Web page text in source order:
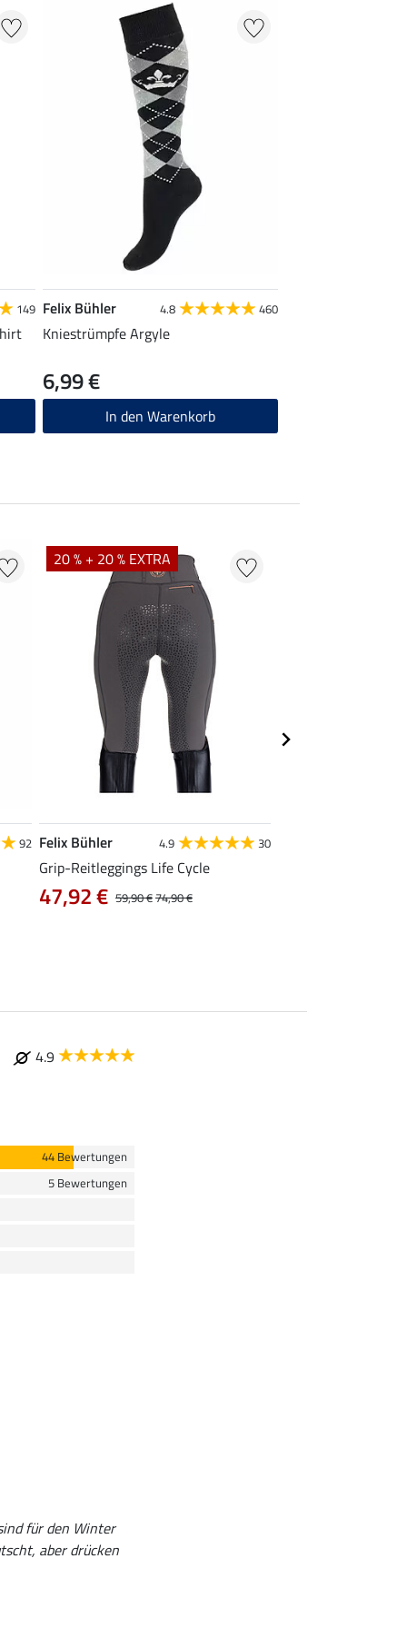
149 Felix Bühler 4.8 460
Kniestrümpfe Argyle
6,99 €
In den Warenkorb
92
20 % + 20 % EXTRA
Felix Bühler 4.9 30
Grip-Reitleggings Life Cycle
59,90 €74,90 €
47,92 €
4.9
44 Bewertungen
5 Bewertungen
für den Winter
aber drücken